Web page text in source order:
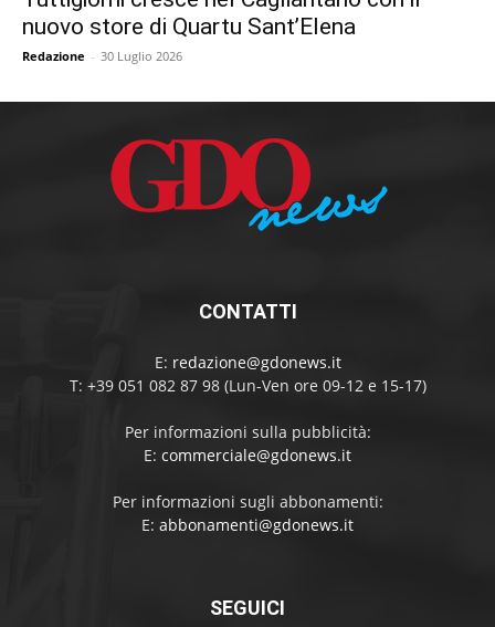
nuovo store di Quartu Sant’Elena
Redazione - 30 Luglio 2026
CONTATTI
E: redazione@gdonews.it
T: +39 051 082 87 98 (Lun-Ven ore 09-12 e 15-17)
Per informazioni sulla pubblicità:
E: commerciale@gdonews.it
Per informazioni sugli abbonamenti:
E: abbonamenti@gdonews.it
SEGUICI